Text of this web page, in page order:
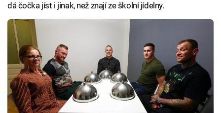
dá čočka jíst i jinak, než znají ze školní jídelny.